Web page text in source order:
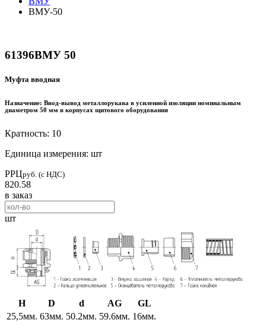
ВМУ-50
61396ВМУ 50
Муфта вводная
Назначение: Ввод-вывод металлорукава в усиленной изоляции номинальным
диаметром 50 мм в корпусах щитового оборудования
Кратность: 10
Единица измерения: шт
РРЦруб. (с НДС)
820.58
в заказ
шт
H D d AG
GL
25,5мм. 63мм. 50.2мм. 59.6мм. 16мм.